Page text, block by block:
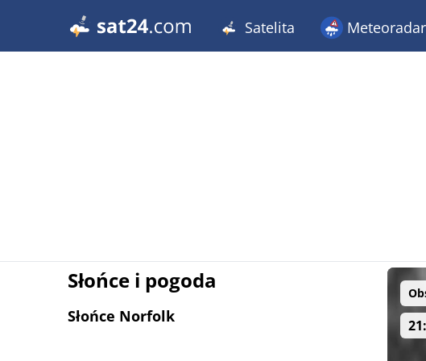
Satelita Meteoradar
Słońce i pogoda
Słońce Norfolk